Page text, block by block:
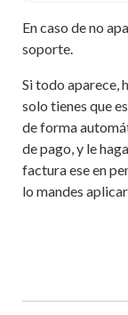
En caso de no
soporte.
Si todo aparece,
solo tienes que
de forma
de pago, y le
factura ese en
lo mandes